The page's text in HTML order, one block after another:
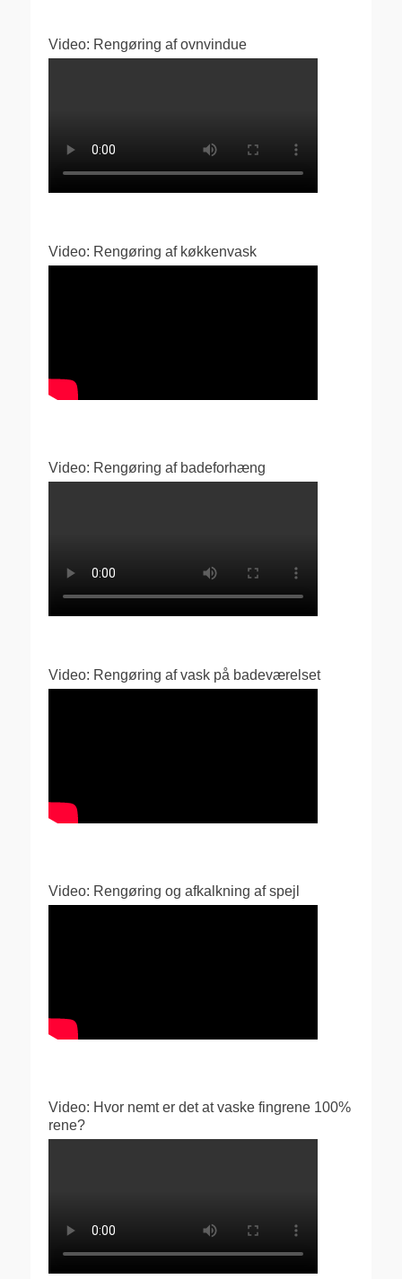
Video: Rengøring af ovnvindue
Video: Rengøring af køkkenvask
Video: Rengøring af badeforhæng
Video: Rengøring af vask på badeværelset
Video: Rengøring og afkalkning af spejl
Video: Hvor nemt er det at vaske fingrene 100%
rene?